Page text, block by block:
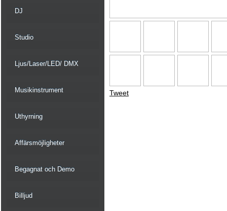
DJ
Studio
Ljus/Laser/LED/ DMX
Musikinstrument
Uthyrning
Affärsmöjligheter
Begagnat och Demo
Billjud
Tweet